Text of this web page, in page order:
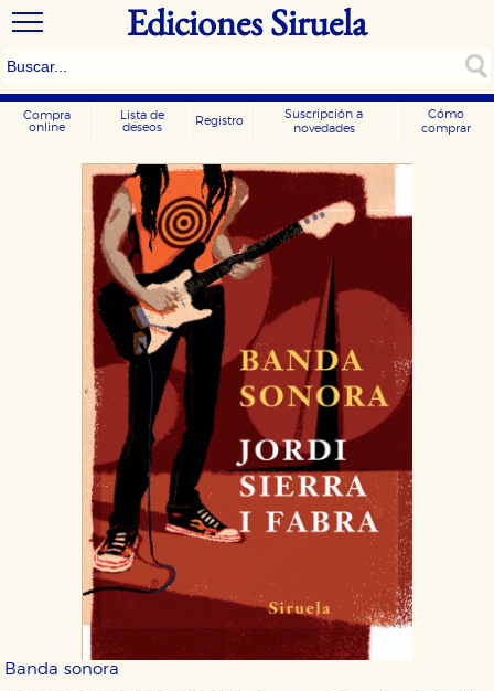
Ediciones Siruela
Compra
online
Lista de
deseos
Registro
Suscripción a
novedades
Cómo
comprar
Banda sonora